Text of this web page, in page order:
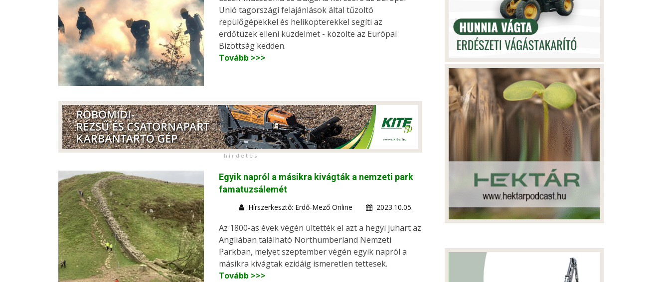
Unió tagországi felajánlások által tűzoltó
repülőgépekkel és helikopterekkel segíti az
erdőtüzek elleni küzdelmet - közölte az Európai
Bizottság kedden.
Tovább >>>
h i r d e t é s
Egyik napról a másikra kivágták a nemzeti park
famatuzsálemét
Hírszerkesztő: Erdő-Mező Online 2023.10.05.
Az 1800-as évek végén ültették el azt a hegyi juhart az
Angliában található Northumberland Nemzeti
Parkban, melyet szeptember végén egyik napról a
másikra kivágtak ezidáig ismeretlen tettesek.
Tovább >>>